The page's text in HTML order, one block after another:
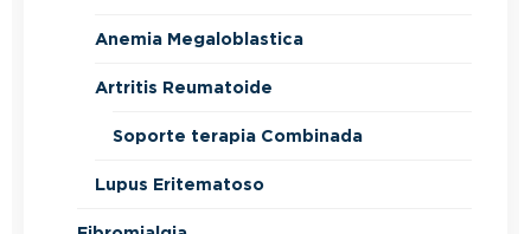
Anemia Megaloblastica
Artritis Reumatoide
Soporte terapia Combinada
Lupus Eritematoso